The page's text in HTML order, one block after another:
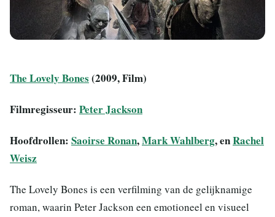
The Lovely Bones (2009, Film)
Filmregisseur: Peter Jackson
Hoofdrollen: Saoirse Ronan,Mark Wahlberg, enRachel
Weisz
The Lovely Bones is een verfilming van de gelijknamige
roman, waarin Peter Jackson een emotioneel en visueel